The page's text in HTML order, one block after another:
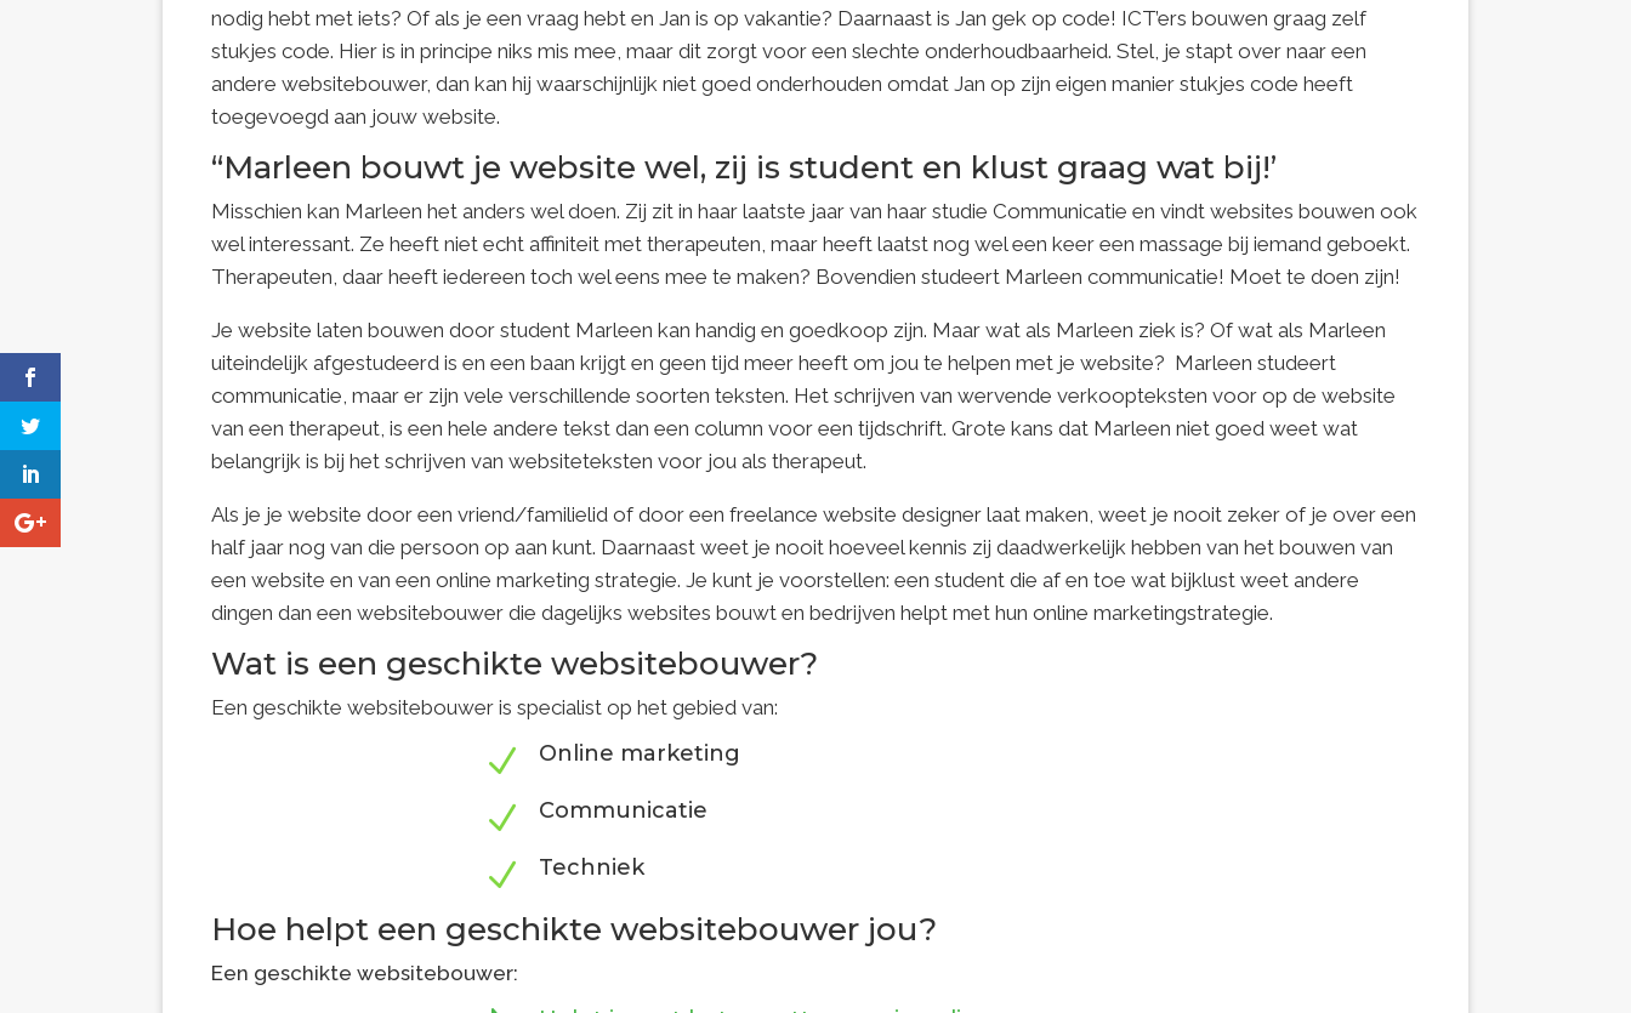
nodig hebt met iets? Of als je een vraag hebt en Jan is op vakantie? Daarnaast is Jan gek op code! ICT’ers bouwen graag zelf
stukjes code. Hier is in principe niks mis mee, maar dit zorgt voor een slechte onderhoudbaarheid. Stel, je stapt over naar een
andere websitebouwer, dan kan hij waarschijnlijk niet goed onderhouden omdat Jan op zijn eigen manier stukjes code heeft
toegevoegd aan jouw website.
“Marleen bouwt je website wel, zij is student en klust graag wat bij!’
Misschien kan Marleen het anders wel doen. Zij zit in haar laatste jaar van haar studie Communicatie en vindt websites bouwen ook
wel interessant. Ze heeft niet echt affiniteit met therapeuten, maar heeft laatst nog wel een keer een massage bij iemand geboekt.
Therapeuten, daar heeft iedereen toch wel eens mee te maken? Bovendien studeert Marleen communicatie! Moet te doen zijn!
Je website laten bouwen door student Marleen kan handig en goedkoop zijn. Maar wat als Marleen ziek is? Of wat als Marleen
uiteindelijk afgestudeerd is en een baan krijgt en geen tijd meer heeft om jou te helpen met je website? Marleen studeert
communicatie, maar er zijn vele verschillende soorten teksten. Het schrijven van wervende verkoopteksten voor op de website
van een therapeut, is een hele andere tekst dan een column voor een tijdschrift. Grote kans dat Marleen niet goed weet wat
belangrijk is bij het schrijven van websiteteksten voor jou als therapeut.
Als je je website door een vriend/familielid of door een freelance website designer laat maken, weet je nooit zeker of je over een
half jaar nog van die persoon op aan kunt. Daarnaast weet je nooit hoeveel kennis zij daadwerkelijk hebben van het bouwen van
een website en van een online marketing strategie. Je kunt je voorstellen: een student die af en toe wat bijklust weet andere
dingen dan een websitebouwer die dagelijks websites bouwt en bedrijven helpt met hun online marketingstrategie.
Wat is een geschikte websitebouwer?
Een geschikte websitebouwer is specialist op het gebied van:
N Online marketing
N Communicatie
N Techniek
Hoe helpt een geschikte websitebouwer jou?
Een geschikte websitebouwer: